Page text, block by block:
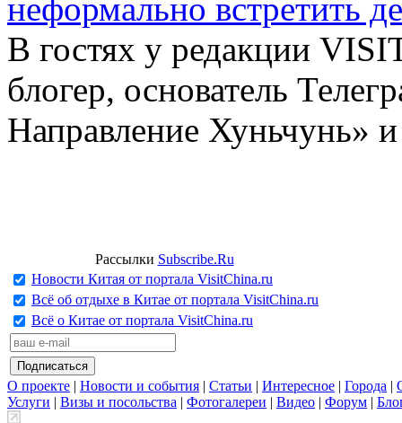
неформально встретить
В гостях у редакции
блогер, основатель
Направление Хуньчунь»
Рассылки Subscribe.Ru
Новости Китая от портала VisitChina.ru
Всё об отдыхе в Китае от портала VisitChina.ru
Всё о Китае от портала VisitChina.ru
О проекте | Новости и события | Статьи | Интересное | Города |
Услуги | Визы и посольства | Фотогалереи | Видео | Форум |